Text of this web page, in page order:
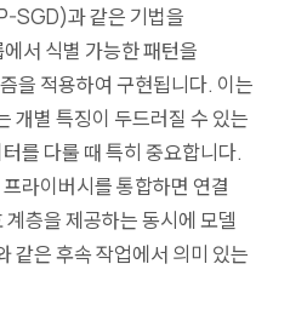
SGD)과 같은 기법을
서 식별 가능한 패턴을
을 적용하여 구현됩니다. 이는
개별 특징이 두드러질 수 있는
를 다룰 때 특히 중요합니다.
라이버시를 통합하면 연결
층을 제공하는 동시에 모델
같은 후속 작업에서 의미 있는